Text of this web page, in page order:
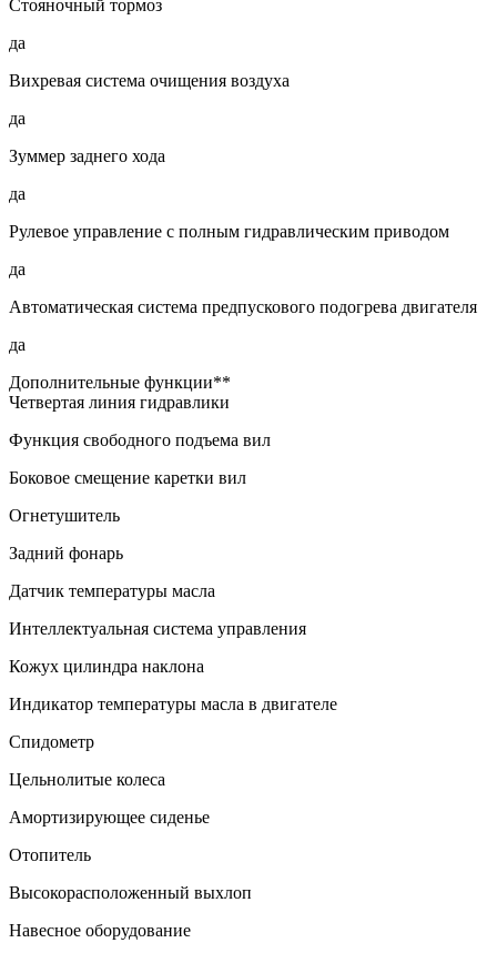
Стояночный тормоз
да
Вихревая система очищения воздуха
да
Зуммер заднего хода
да
Рулевое управление с полным гидравлическим приводом
да
Автоматическая система предпускового подогрева двигателя
да
Дополнительные функции**
Четвертая линия гидравлики
Функция свободного подъема вил
Боковое смещение каретки вил
Огнетушитель
Задний фонарь
Датчик температуры масла
Интеллектуальная система управления
Кожух цилиндра наклона
Индикатор температуры масла в двигателе
Спидометр
Цельнолитые колеса
Амортизирующее сиденье
Отопитель
Высокорасположенный выхлоп
Навесное оборудование